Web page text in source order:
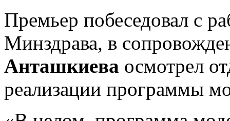
Премьер побеседовал с
Минздрава, в
Анташкиева осмотрел
реализации программы